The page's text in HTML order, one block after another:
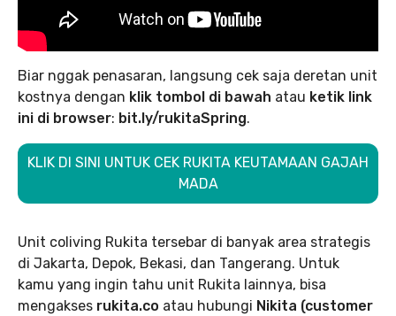
Biar nggak penasaran, langsung cek saja deretan unit
kostnya dengan klik tombol di bawah atau ketik link
ini di browser: bit.ly/rukitaSpring.
KLIK DI SINI UNTUK CEK RUKITA KEUTAMAAN GAJAH
MADA
Unit coliving Rukita tersebar di banyak area strategis
di Jakarta, Depok, Bekasi, dan Tangerang. Untuk
kamu yang ingin tahu unit Rukita lainnya, bisa
mengakses rukita.co atau hubungi Nikita (customer